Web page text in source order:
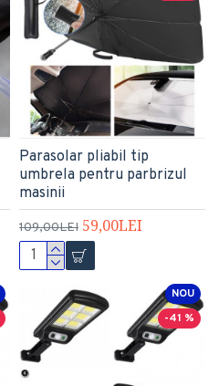
Parasolar pliabil tip
umbrela pentru parbrizul
masinii
109,00LEI 59,00LEI
NOU
-41 %